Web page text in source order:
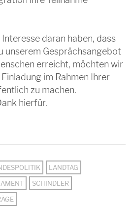
daran haben, dass
unserem Gesprächsangebot
erreicht, möchten wir
im Rahmen Ihrer
zu machen.
hierfür.
LANDTAG
SCHINDLER